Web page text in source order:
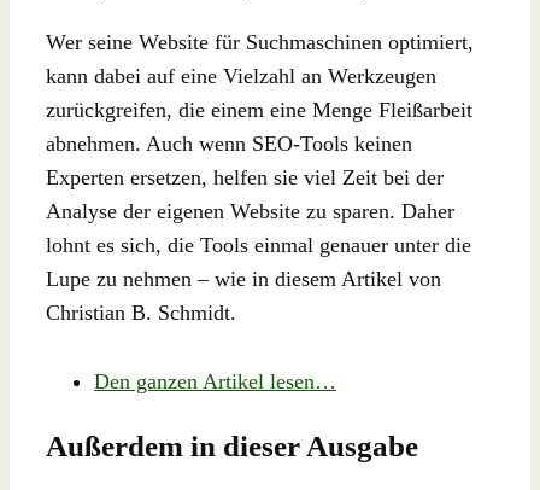
Wer seine Website für Suchmaschinen optimiert,
kann dabei auf eine Vielzahl an Werkzeugen
zurückgreifen, die einem eine Menge Fleißarbeit
abnehmen. Auch wenn SEO-Tools keinen
Experten ersetzen, helfen sie viel Zeit bei der
Analyse der eigenen Website zu sparen. Daher
lohnt es sich, die Tools einmal genauer unter die
Lupe zu nehmen – wie in diesem Artikel von
Christian B. Schmidt.
Den ganzen Artikel lesen…
Außerdem in dieser Ausgabe